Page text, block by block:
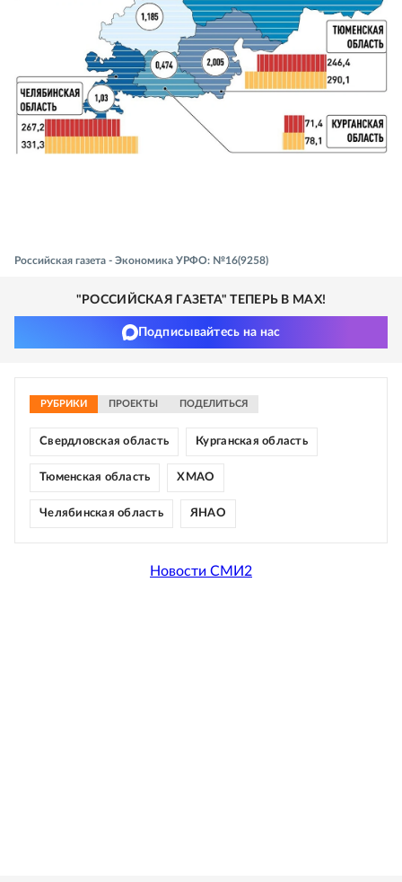
Российская газета - Экономика УРФО: №16(9258)
"РОССИЙСКАЯ ГАЗЕТА" ТЕПЕРЬ В MAX!
Подписывайтесь на нас
РУБРИКИ ПРОЕКТЫ ПОДЕЛИТЬСЯ
Свердловская область Курганская область
Тюменская область ХМАО
Челябинская область ЯНАО
Новости СМИ2